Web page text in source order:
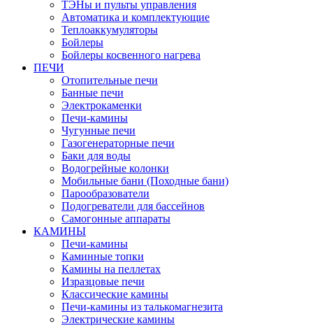
ТЭНы и пульты управления
Автоматика и комплектующие
Теплоаккумуляторы
Бойлеры
Бойлеры косвенного нагрева
ПЕЧИ
Отопительные печи
Банные печи
Электрокаменки
Печи-камины
Чугунные печи
Газогенераторные печи
Баки для воды
Водогрейные колонки
Мобильные бани (Походные бани)
Парообразователи
Подогреватели для бассейнов
Самогонные аппараты
КАМИНЫ
Печи-камины
Каминные топки
Камины на пеллетах
Изразцовые печи
Классические камины
Печи-камины из талькомагнезита
Электрические камины